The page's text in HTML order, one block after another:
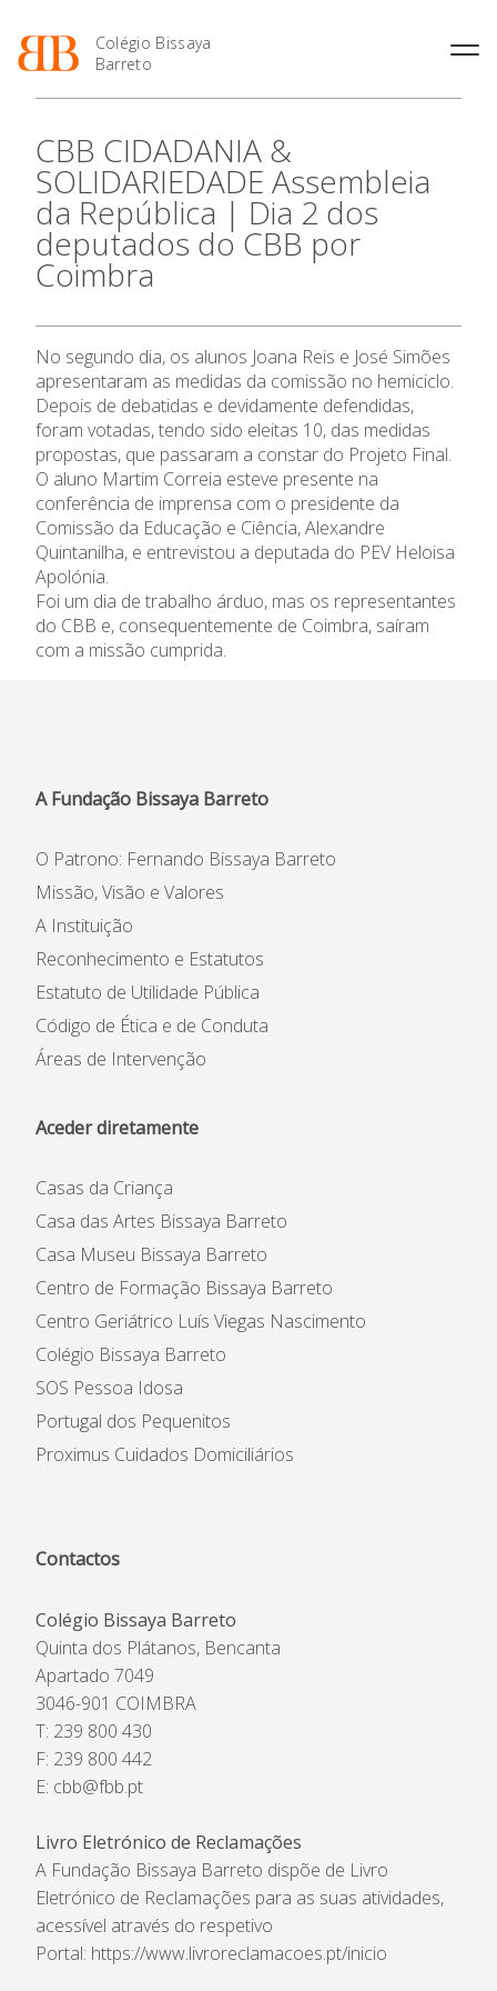
Colégio Bissaya
Barreto
O Colégio
Projeto Educativo
Organização
Colaboradores Docentes
Colaboradores Não
Docentes
Regulamentos
Jornal “O Coreto”
Privacidade
Enriquecimento Curricular
Oferta Curricular
Atividades Extracurriculares
Serviços
Sala de Estudo
Letiva
Academia de LínguasEnsino Profissional
Profissionais
Matrículas
Horários e Manuais
Curso de Técnico de
Termalismo
Ofertas de Emprego
Ano Letivo
2027
Calendários
Portal do Professor
Portal do Aluno/Encarregado
de Educação
Secretariado de Exames
Admissão
Informações
APEE
Notícias
CBB CIDADANIA &
SOLIDARIEDADE Assembleia
da República | Dia 2 dos
deputados do CBB por
Coimbra
No segundo dia, os alunos Joana Reis e José Simões
apresentaram as medidas da comissão no hemiciclo.
Depois de debatidas e devidamente defendidas,
foram votadas, tendo sido eleitas 10, das medidas
propostas, que passaram a constar do Projeto Final.
O aluno Martim Correia esteve presente na
conferência de imprensa com o presidente da
Comissão da Educação e Ciência, Alexandre
Quintanilha, e entrevistou a deputada do PEV Heloisa
Apolónia.
Foi um dia de trabalho árduo, mas os representantes
do CBB e, consequentemente de Coimbra, saíram
com a missão cumprida.
A Fundação Bissaya Barreto
O Patrono: Fernando Bissaya Barreto
Missão, Visão e Valores
A Instituição
Reconhecimento e Estatutos
Estatuto de Utilidade Pública
Código de Ética e de Conduta
Áreas de Intervenção
Aceder diretamente
Casas da Criança
Casa das Artes Bissaya Barreto
Casa Museu Bissaya Barreto
Centro de Formação Bissaya Barreto
Centro Geriátrico Luís Viegas Nascimento
Colégio Bissaya Barreto
SOS Pessoa Idosa
Portugal dos Pequenitos
Proximus Cuidados Domiciliários
Contactos
Colégio Bissaya Barreto
Quinta dos Plátanos, Bencanta
Apartado 7049
3046-901 COIMBRA
T: 239 800 430
F: 239 800 442
E: cbb@fbb.pt
Livro Eletrónico de Reclamações
A Fundação Bissaya Barreto dispõe de Livro
Eletrónico de Reclamações para as suas atividades,
acessível através do respetivo
Portal: https://www.livroreclamacoes.pt/inicio